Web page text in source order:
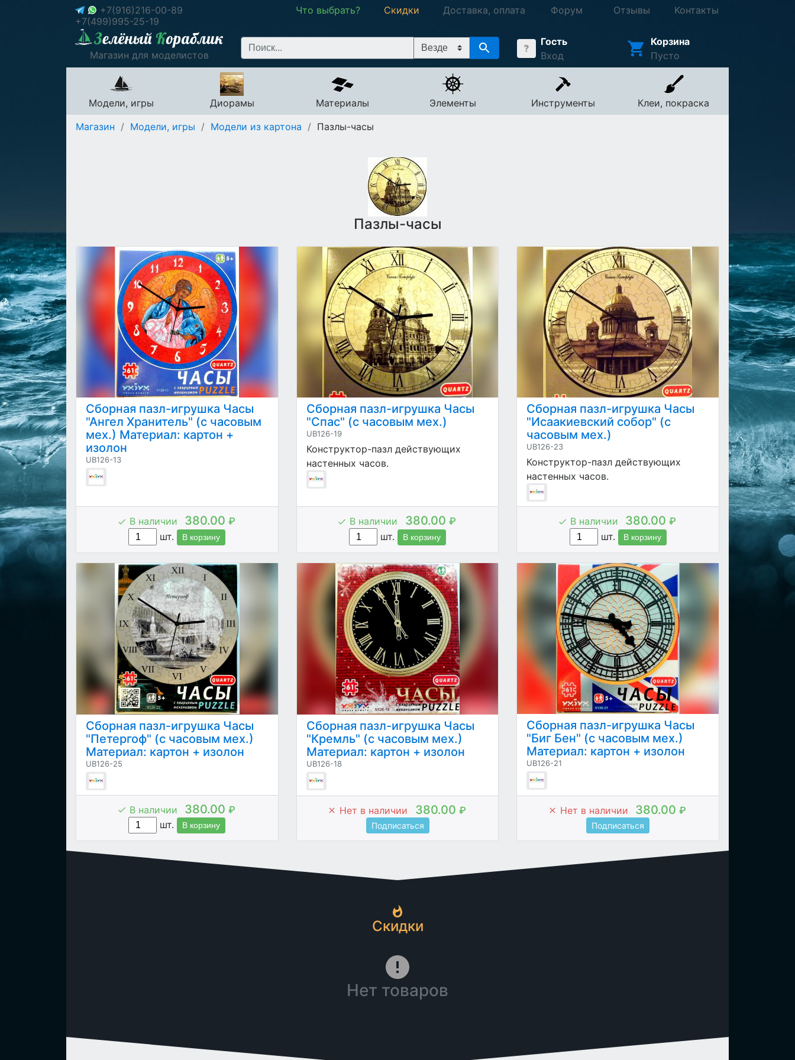
+7(916)216-00-89
+7(499)995-25-19
Что выбрать? Скидки Доставка, оплата Форум Отзывы Контакты
Магазин для моделистов
Гость
Вход
Корзина
Пусто
Модели, игры Диорамы Материалы Элементы Инструменты
Клеи, покраска
Магазин / Модели, игры / Модели из картона / Пазлы-часы
Пазлы-часы
Сборная пазл-игрушка Часы
"Ангел Хранитель" (с часовым
мех.) Материал: картон +
изолон
UB126-13
В наличии 380.00 ₽
шт.
В корзину
Сборная пазл-игрушка Часы
"Спас" (с часовым мех.)
UB126-19
Конструктор-пазл действующих
настенных часов.
В наличии 380.00 ₽
шт.
В корзину
Сборная пазл-игрушка Часы
"Исаакиевский собор" (с
часовым мех.)
UB126-23
Конструктор-пазл действующих
настенных часов.
В наличии 380.00₽
шт.
В корзину
Сборная пазл-игрушка Часы
"Петергоф" (с часовым мех.)
Материал: картон + изолон
UB126-25
В наличии 380.00 ₽
шт.
В корзину
Сборная пазл-игрушка Часы
"Кремль" (с часовым мех.)
Материал: картон + изолон
UB126-18
Нет в наличии 380.00 ₽
Подписаться
Сборная пазл-игрушка Часы
"Биг Бен" (с часовым мех.)
Материал: картон + изолон
UB126-21
Нет в наличии 380.00₽
Подписаться
Скидки
Нет товаров